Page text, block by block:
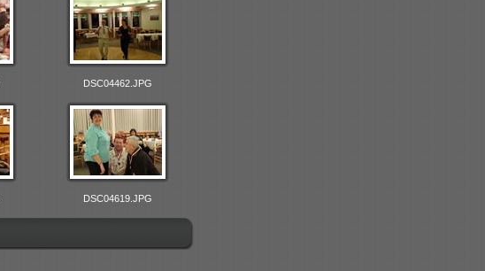
DSC04462.JPG
DSC04619.JPG